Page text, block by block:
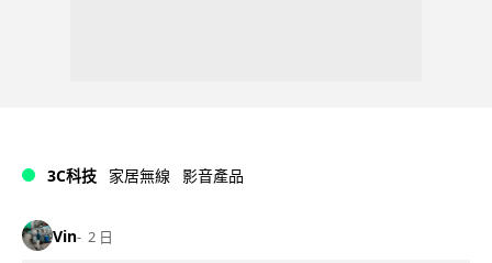
3C科技 家居無線 影音產品
Vin 2 日